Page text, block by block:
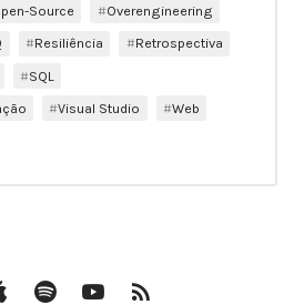
Source
Overengineering
Resiliência
Retrospectiva
SQL
Visual Studio
Web
iTunes Spotify Canal